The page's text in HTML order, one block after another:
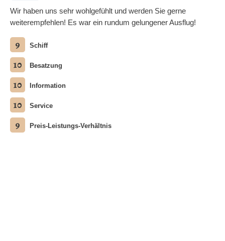
Wir haben uns sehr wohlgefühlt und werden Sie gerne
weiterempfehlen! Es war ein rundum gelungener Ausflug!
9 Schiff
10 Besatzung
10 Information
10 Service
9 Preis-Leistungs-Verhältnis